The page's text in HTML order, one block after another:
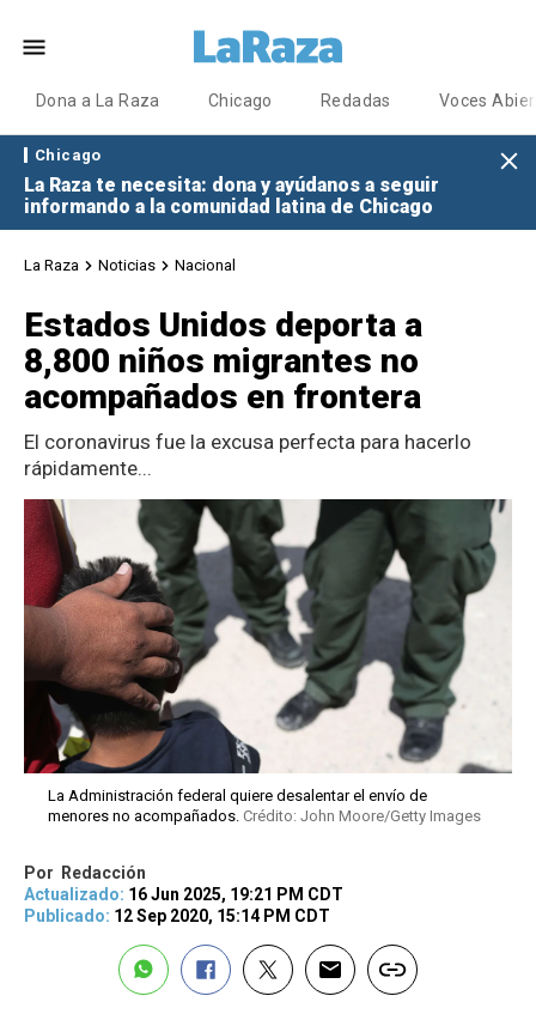
Dona a La Raza Chicago Redadas Voces
Chicago
La Raza te necesita: dona y ayúdanos a seguir
informando a la comunidad latina de Chicago
La Raza Noticias Nacional
Estados Unidos deporta a
8,800 niños migrantes no
acompañados en frontera
El coronavirus fue la excusa perfecta para hacerlo
rápidamente...
La Administración federal quiere desalentar el envío de
menores no acompañados. Crédito: John Moore/Getty Images
Por
Redacción
Actualizado: 16 Jun 2025, 19:21 PM CDT
Publicado: 12 Sep 2020, 15:14 PM CDT